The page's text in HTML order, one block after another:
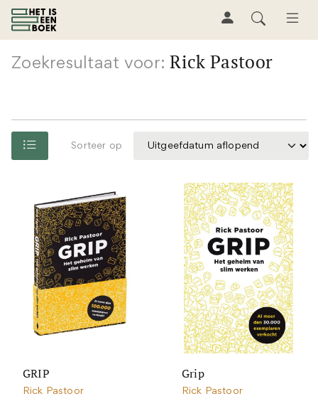
Zoekresultaat voor: Rick Pastoor
Sorteer op
GRIP
Rick Pastoor
Grip
Rick Pastoor